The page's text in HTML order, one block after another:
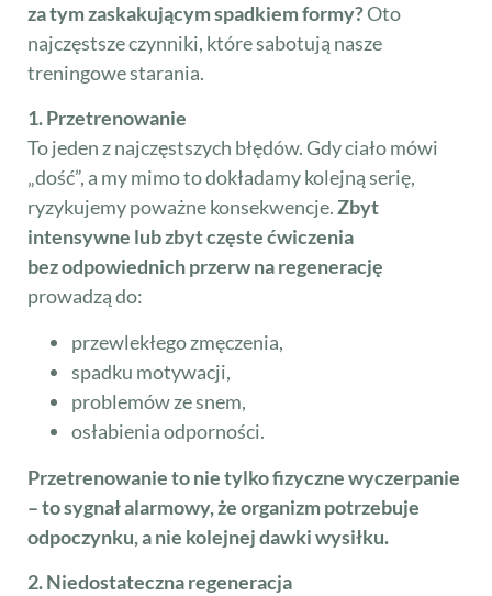
za tym zaskakującym spadkiem formy?Oto
najczęstsze czynniki, które sabotują nasze
treningowe starania.
1. Przetrenowanie
To jeden z najczęstszych błędów. Gdy ciało mówi
„dość”, a my mimo to dokładamy kolejną serię,
ryzykujemy poważne konsekwencje.Zbyt
intensywne lub zbyt częste ćwiczenia
bez odpowiednich przerw na regenerację
prowadzą do:
przewlekłego zmęczenia,
spadku motywacji,
problemów ze snem,
osłabienia odporności.
Przetrenowanie to nie tylko fizyczne wyczerpanie
– to sygnał alarmowy, że organizm potrzebuje
odpoczynku, a nie kolejnej dawki wysiłku.
2. Niedostateczna regeneracja